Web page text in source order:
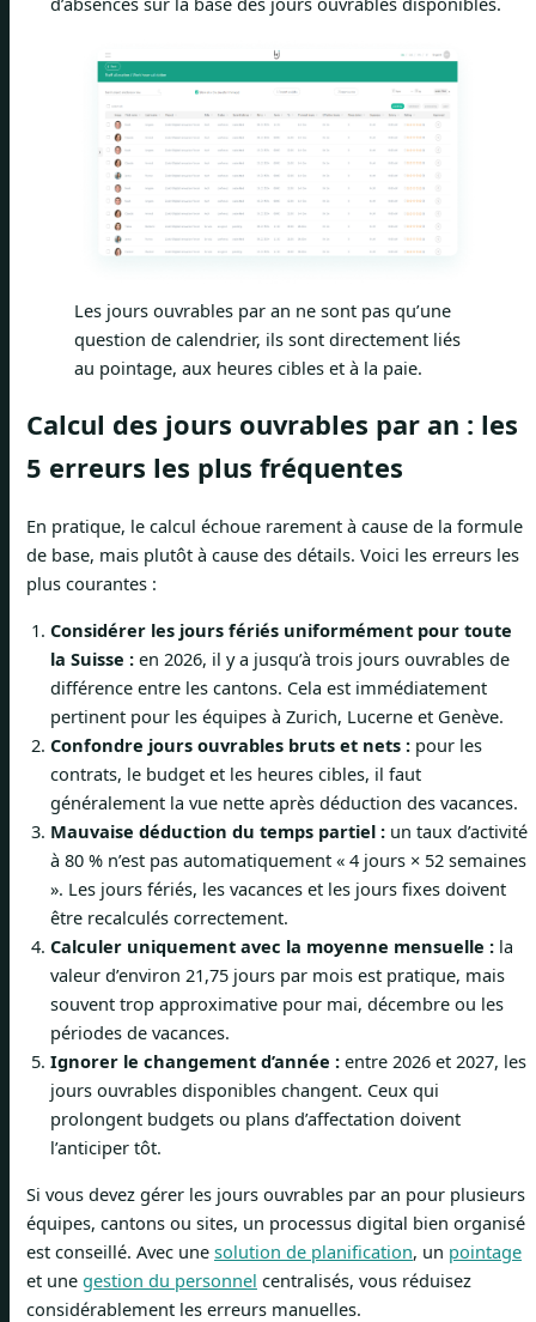
Les jours ouvrables par an ne sont pas qu’une
question de calendrier, ils sont directement liés
au pointage, aux heures cibles et à la paie.
Calcul des jours ouvrables par an : les
5 erreurs les plus fréquentes
En pratique, le calcul échoue rarement à cause de la formule
de base, mais plutôt à cause des détails. Voici les erreurs les
plus courantes :
Considérer les jours fériés uniformément pour toute
la Suisse : en 2026, il y a jusqu’à trois jours ouvrables de
différence entre les cantons. Cela est immédiatement
pertinent pour les équipes à Zurich, Lucerne et Genève.
Confondre jours ouvrables bruts et nets : pour les
contrats, le budget et les heures cibles, il faut
généralement la vue nette après déduction des vacances.
Mauvaise déduction du temps partiel : un taux d’activité
à 80 % n’est pas automatiquement « 4 jours × 52 semaines
». Les jours fériés, les vacances et les jours fixes doivent
être recalculés correctement.
Calculer uniquement avec la moyenne mensuelle : la
valeur d’environ 21,75 jours par mois est pratique, mais
souvent trop approximative pour mai, décembre ou les
périodes de vacances.
Ignorer le changement d’année : entre 2026 et 2027, les
jours ouvrables disponibles changent. Ceux qui
prolongent budgets ou plans d’affectation doivent
l’anticiper tôt.
Si vous devez gérer les jours ouvrables par an pour plusieurs
équipes, cantons ou sites, un processus digital bien organisé
est conseillé. Avec une solution de planification, un pointage
et une gestion du personnel centralisés, vous réduisez
considérablement les erreurs manuelles.